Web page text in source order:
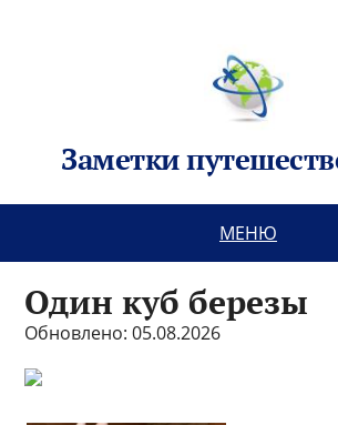
Заметки
МЕНЮ
Один куб березы
Обновлено: 05.08.2026